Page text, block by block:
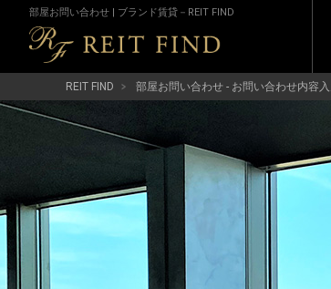
部屋お問い合わせ | ブランド賃貸－REIT FIND
REIT FIND 部屋お問い合わせ - お問い合わせ内容入